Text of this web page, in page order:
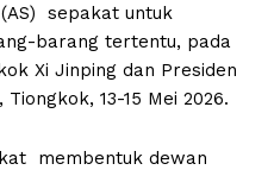
sepakat untuk
barang tertentu, pada
Xi Jinping dan Presiden
13-15 Mei 2026.
membentuk dewan